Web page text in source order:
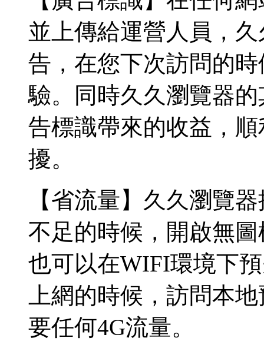
並上傳給運營人員，
告，在您下次訪問的
驗。同時久久瀏覽器
告標識帶來的收益，
擾。
【省流量】久久瀏覽
不足的時候，開啟無
也可以在WIFI環境下
上網的時候，訪問本
要任何4G流量。